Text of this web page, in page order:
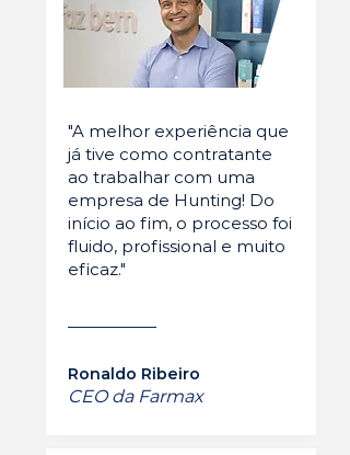
"A melhor experiência que
já tive como contratante
ao trabalhar com uma
empresa de Hunting! Do
início ao fim, o processo foi
fluido, profissional e muito
eficaz."
Ronaldo Ribeiro
CEO da Farmax